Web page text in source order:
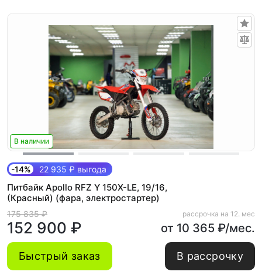
В наличии
-14% 22 935 ₽ выгода
Питбайк Apollo RFZ Y 150X-LE, 19/16,
(Красный) (фара, электростартер)
175 835 ₽
152 900 ₽
рассрочка на 12. мес
от 10 365 ₽/мес.
Быстрый заказ В рассрочку